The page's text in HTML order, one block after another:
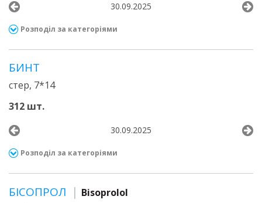
30.09.2025
Розподіл за категоріями
БИНТ
стер, 7*14
312 шт.
30.09.2025
Розподіл за категоріями
БІСОПРОЛ
Bisoprolol